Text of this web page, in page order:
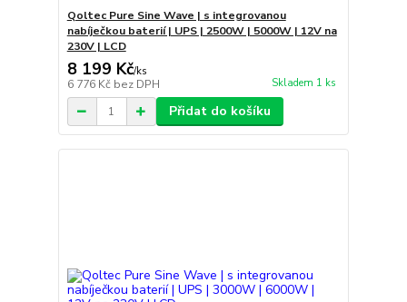
Qoltec Pure Sine Wave | s integrovanou
nabíječkou baterií | UPS | 2500W | 5000W | 12V na
230V | LCD
8 199 Kč/ks
6 776 Kč bez DPH Skladem 1 ks
Přidat do košíku